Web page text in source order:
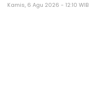
Kamis, 6 Agu 2026 - 12:10 WIB